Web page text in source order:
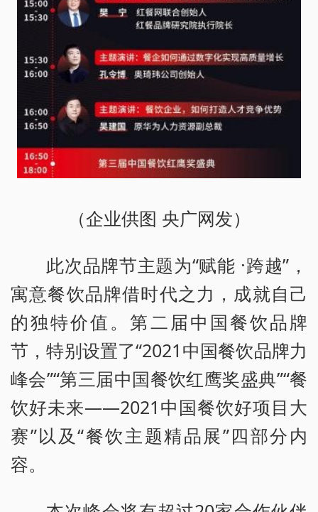
（企业供图 央广网发）
此次品牌节主题为“赋能 ·跨越”，
寓意餐饮品牌借时代之力，成就自己
的独特价值。第二届中国餐饮品牌
节，特别设置了“2021中国餐饮品牌力
峰会”“第三届中国餐饮红鹰奖盛典”“餐
饮好未来——2021中国餐饮好项目大
赛”以及“餐饮主题精品展”四部分内
容。